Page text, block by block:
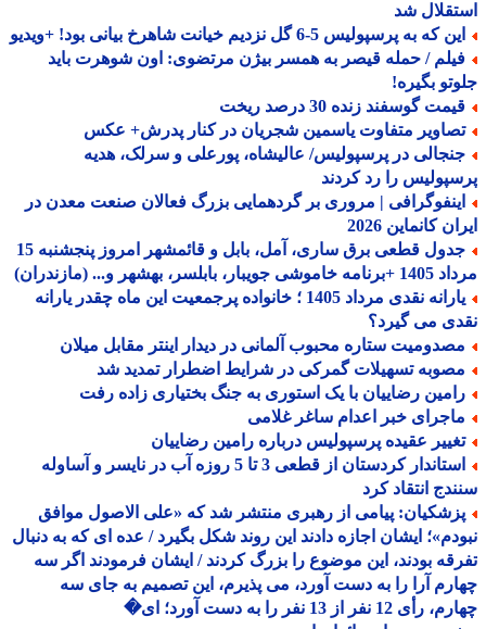
شد
که به پرسپولیس 5-6 گل نزدیم خیانت شاهرخ بیانی بود! +ویدیو
/ حمله قیصر به همسر بیژن مرتضوی: اون شوهرت باید
بگیره!
گوسفند زنده 30 درصد ریخت
متفاوت یاسمین شجریان در کنار پدرش+ عکس
در پرسپولیس/ عالیشاه، پورعلی و سرلک، هدیه
را رد کردند
| مروری بر گردهمایی بزرگ فعالان صنعت معدن در
کانماین 2026
جدول قطعی برق ساری، آمل، بابل و قائمشهر امروز پنجشنبه 15
بابلسر، بهشهر و... (مازندران)
یارانه نقدی مرداد 1405 ؛ خانواده پرجمعیت این ماه چقدر یارانه
می گیرد؟
ستاره محبوب آلمانی در دیدار اینتر مقابل میلان
تسهیلات گمرکی در شرایط اضطرار تمدید شد
رضاییان با یک استوری به جنگ بختیاری زاده رفت
خبر اعدام ساغر غلامی
عقیده پرسپولیس درباره رامین رضاییان
استاندار کردستان از قطعی 3 تا 5 روزه آب در نایسر و آساوله
انتقاد کرد
پیامی از رهبری منتشر شد که «علی الاصول موافق
ایشان اجازه دادند این روند شکل بگیرد / عده ای که به دنبال
بودند، این موضوع را بزرگ کردند / ایشان فرمودند اگر سه
آرا را به دست آورد، می پذیرم، این تصمیم به جای سه
نفر از 13 نفر را به دست آورد؛ ای�